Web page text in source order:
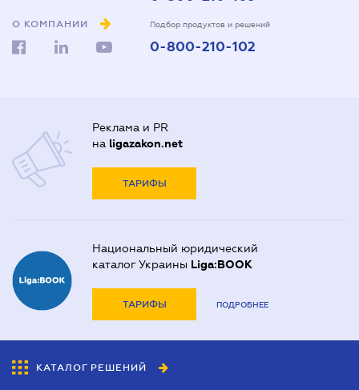
О КОМПАНИИ Подбор продуктов и решений
0-800-210-102
Реклама и PR
на ligazakon.net
ТАРИФЫ
Национальный юридический
каталог Украины Liga:BOOK
ТАРИФЫ ПОДРОБНЕЕ
КАТАЛОГ РЕШЕНИЙ